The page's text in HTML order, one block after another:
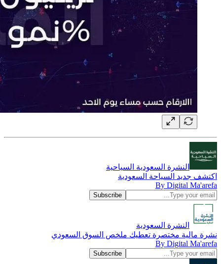
النشرة السعودية السياحية
اكتشف جديد السياحة السعودية
By Digital Ma'arefa
النشرة السعودية
نشرة مالية مختصرة تعطيك ملخص السوق السعودي
By Digital Ma'arefa